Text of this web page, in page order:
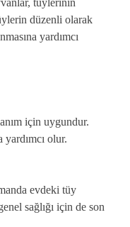
tüylerinin
düzenli olarak
yardımcı
için uygundur.
olur.
evdeki tüy
sağlığı için de son